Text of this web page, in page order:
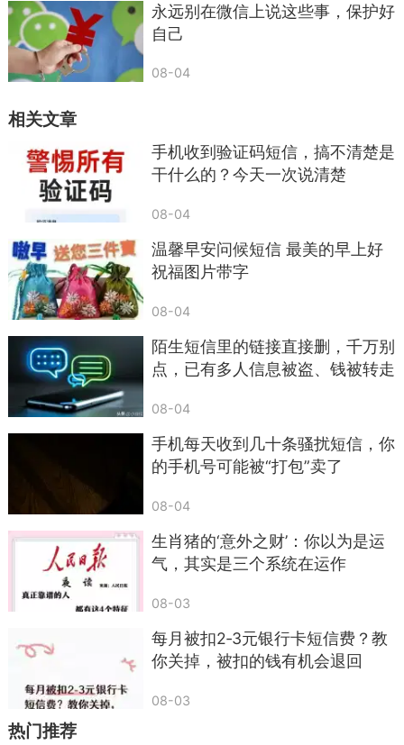
账户被系统冻结，需要先缴纳一笔解冻资金；还有
的会声称个人征信评分不足，需要花钱优化征信流
水；除此之外，保证金、手续费、服务费也是高频
款本金一起原路退回。
不少人为了尽快拿到周转资金，一次次向私人
账户转账，等到连续多次缴费之后，对方就会直接
失联，贷款始终无法到账。
所有持牌银行与正规金融机构，在资金放款之
前不会收取任何前置费用，解冻金、包装费、征信
优化费全部都是骗子编造出来的收费名目。如果确
手机银行官方渠道提交申请，不要轻信陌生来电里
的低息放款广告，坚决不向陌生私人账户转账缴
费。
四、AI语音冒充亲友的紧急求助来电，今年新
发案件增长最快
随着语音合成技术普及，只需要十几秒的音频
素材，骗子就能复刻出和真人高度一致的声音，这
也让熟人借钱骗局从文字聊天升级成语音通话，受
骗概率大幅上升。
片段，再通过静默来电采集声纹信息，随后拨打电
话，模仿子女、兄弟姐妹、同事的语气，讲述突发
意外情况。常见的说辞包括在外出现交通事故需要
私了、临时被扣住急需保证金、突发就医需要立刻
永远别在微信上说这些事，保护好
自己
08-04
相关文章
手机收到验证码短信，搞不清楚是
干什么的？今天一次说清楚
08-04
温馨早安问候短信 最美的早上好
祝福图片带字
08-04
陌生短信里的链接直接删，千万别
点，已有多人信息被盗、钱被转走
08-04
手机每天收到几十条骚扰短信，你
的手机号可能被“打包”卖了
08-04
生肖猪的‘意外之财’：你以为是运
气，其实是三个系统在运作
08-03
每月被扣2‑3元银行卡短信费？教
你关掉，被扣的钱有机会退回
08-03
热门推荐